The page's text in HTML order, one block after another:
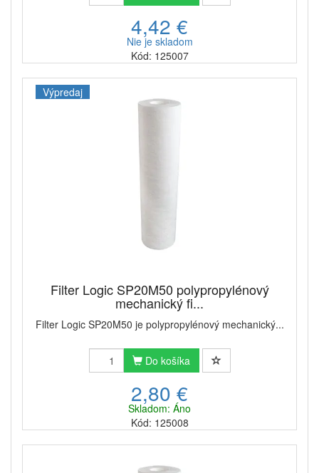
4,42 €
Nie je skladom
Kód: 125007
Výpredaj
Filter Logic SP20M50 polypropylénový
mechanický fi...
Filter Logic SP20M50 je polypropylénový mechanický...
Do košíka
2,80 €
Skladom: Áno
Kód: 125008